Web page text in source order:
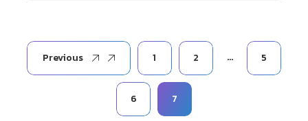
Previous 1 2 … 5
6 7